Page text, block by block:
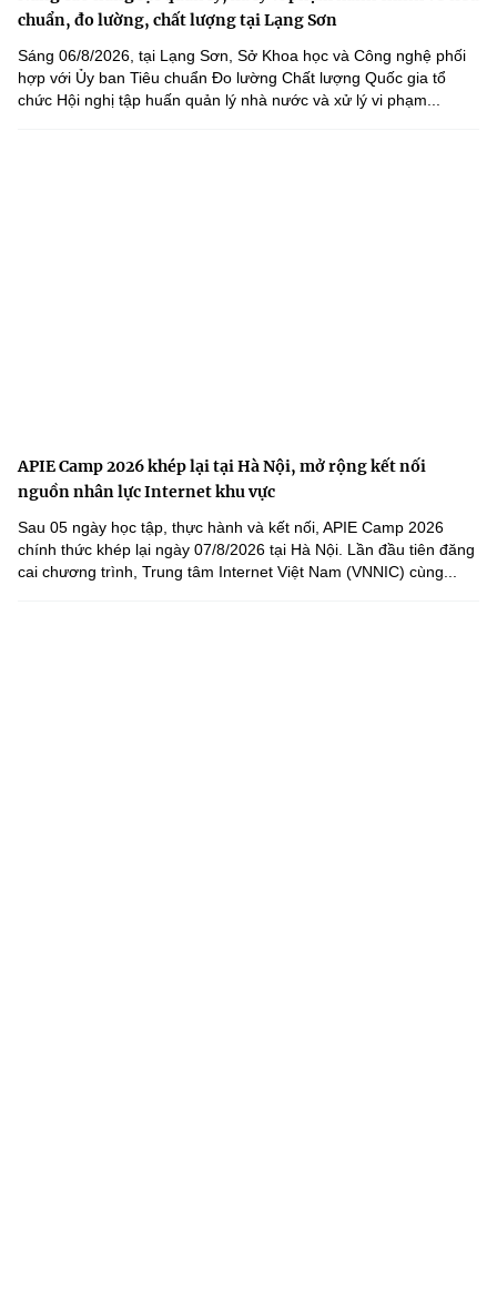
chuẩn, đo lường, chất lượng tại Lạng Sơn
Sáng 06/8/2026, tại Lạng Sơn, Sở Khoa học và Công nghệ phối
hợp với Ủy ban Tiêu chuẩn Đo lường Chất lượng Quốc gia tổ
chức Hội nghị tập huấn quản lý nhà nước và xử lý vi phạm...
APIE Camp 2026 khép lại tại Hà Nội, mở rộng kết nối
nguồn nhân lực Internet khu vực
Sau 05 ngày học tập, thực hành và kết nối, APIE Camp 2026
chính thức khép lại ngày 07/8/2026 tại Hà Nội. Lần đầu tiên đăng
cai chương trình, Trung tâm Internet Việt Nam (VNNIC) cùng...